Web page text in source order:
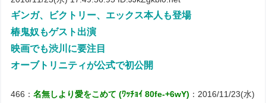
ギンガ、ビクトリー、エックス本人も登場
椿鬼奴もゲスト出演
映画でも渋川に要注目
オーブトリニティが公式で初公開
466：名無しより愛をこめて (ﾜｯﾁｮｲ 80fe-+6wY) ：2016/11/23(水)